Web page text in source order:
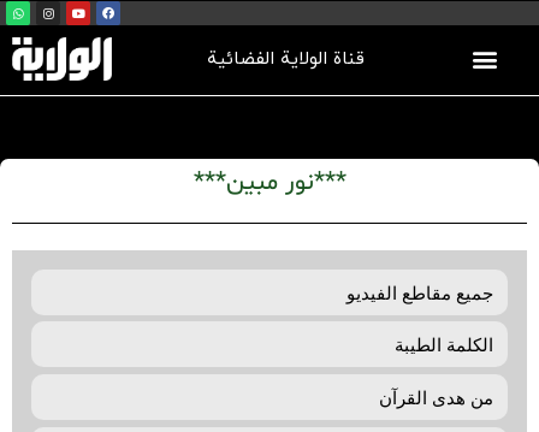
قناة الولاية الفضائية
***نور مبين***
جمیع مقاطع الفیدیو
الکلمة الطيبة
من هدی القرآن